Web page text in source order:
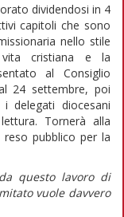
dividendosi in 4
capitoli che sono
nello stile
cristiana e la
al Consiglio
24 settembre, poi
delegati diocesani
Tornerà alla
pubblico per la
questo lavoro di
vuole davvero